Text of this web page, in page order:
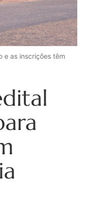
e as inscrições têm